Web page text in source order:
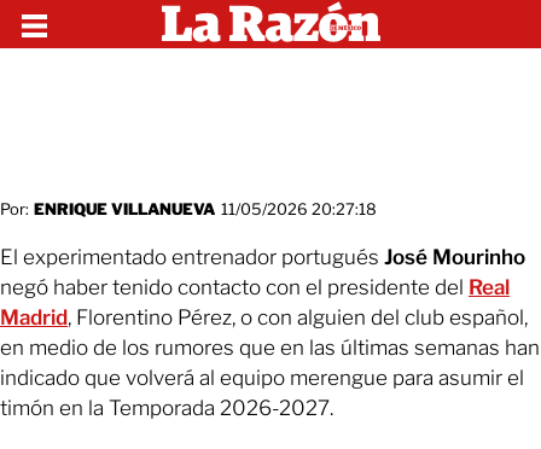
Por: ENRIQUE VILLANUEVA 11/05/2026 20:27:18
El experimentado entrenador portugués José Mourinho
negó haber tenido contacto con el presidente del Real
Madrid, Florentino Pérez, o con alguien del club español,
en medio de los rumores que en las últimas semanas han
indicado que volverá al equipo merengue para asumir el
timón en la Temporada 2026-2027.